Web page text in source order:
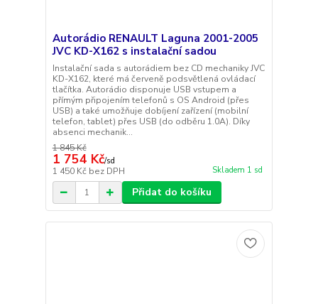
Autorádio RENAULT Laguna 2001-2005
JVC KD-X162 s instalační sadou
Instalační sada s autorádiem bez CD mechaniky JVC
KD-X162, které má červeně podsvětlená ovládací
tlačítka. Autorádio disponuje USB vstupem a
přímým připojením telefonů s OS Android (přes
USB) a také umožňuje dobíjení zařízení (mobilní
telefon, tablet) přes USB (do odběru 1.0A). Díky
absenci mechanik...
1 845 Kč
1 754 Kč/sd
1 450 Kč bez DPH Skladem 1 sd
Přidat do košíku